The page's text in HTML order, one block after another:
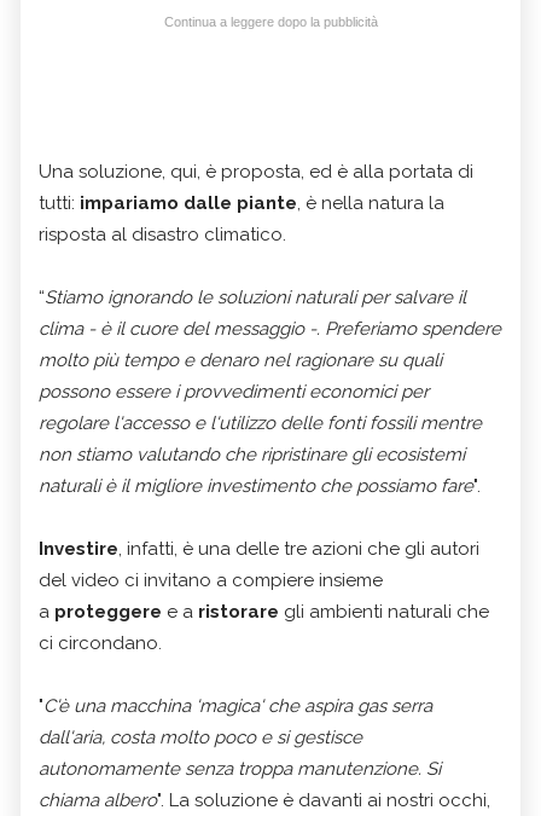
Continua a leggere dopo la pubblicità
Una soluzione, qui, è proposta, ed è alla portata di
tutti: impariamo dalle piante, è nella natura la
risposta al disastro climatico.
“Stiamo ignorando le soluzioni naturali per salvare il
clima - è il cuore del messaggio -. Preferiamo spendere
molto più tempo e denaro nel ragionare su quali
possono essere i provvedimenti economici per
regolare l'accesso e l'utilizzo delle fonti fossili mentre
non stiamo valutando che ripristinare gli ecosistemi
naturali è il migliore investimento che possiamo fare".
Investire, infatti, è una delle tre azioni che gli autori
del video ci invitano a compiere insieme
a proteggere e a ristorare gli ambienti naturali che
ci circondano.
"C'è una macchina 'magica' che aspira gas serra
dall'aria, costa molto poco e si gestisce
autonomamente senza troppa manutenzione. Si
chiama albero". La soluzione è davanti ai nostri occhi,